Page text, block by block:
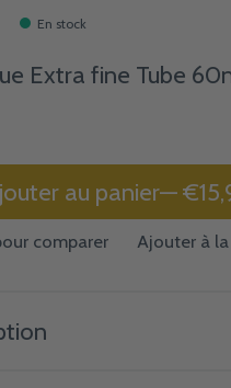
En stock
Extra fine Tube
au panier —
comparer Ajouter à